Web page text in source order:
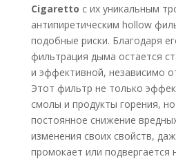
Cigaretto с их уникальным
антипиретическим hollow
подобные риски. Благодаря
фильтрация дыма остается
и эффективной, независимо
Этот фильтр не только
смолы и продукты горения,
постоянное снижение
изменения своих свойств,
промокает или подвергается